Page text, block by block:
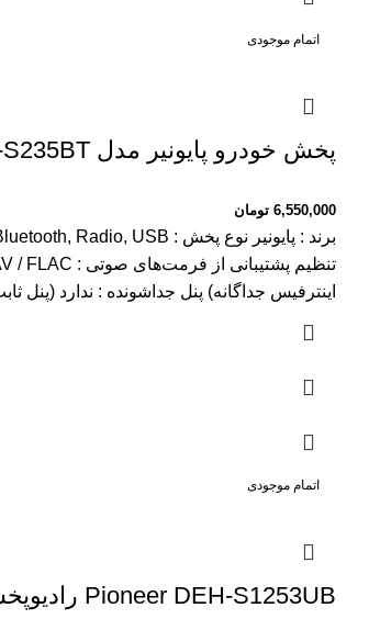
اتمام موجودی
پخش خودرو پایونیر مدل MVH-S235BT با بلوتوث
6,550,000 تومان
اینترفیس جداگانه) پنل جداشونده : ندارد
اتمام موجودی
Pioneer DEH-S1253UB راديوپخش ماشين ۱۲۵۳